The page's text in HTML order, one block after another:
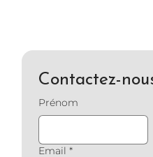
Contactez-
Prénom
Email *